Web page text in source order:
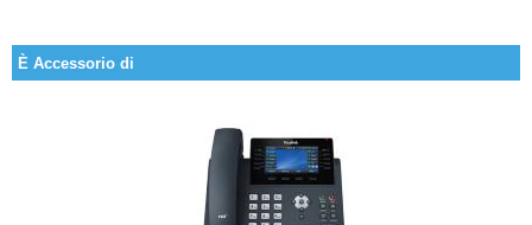
È Accessorio di